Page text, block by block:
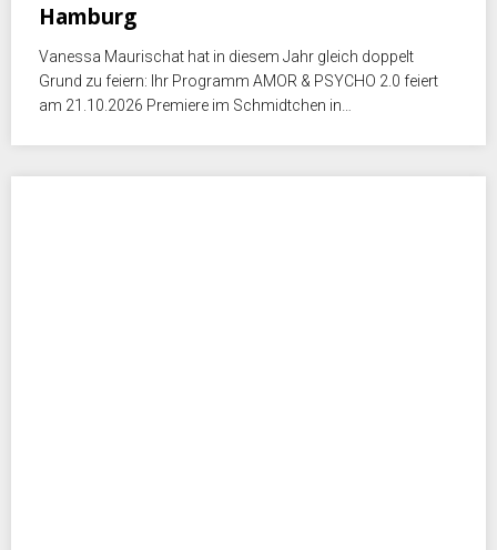
Hamburg
Vanessa Maurischat hat in diesem Jahr gleich doppelt
Grund zu feiern: Ihr Programm AMOR & PSYCHO 2.0 feiert
am 21.10.2026 Premiere im Schmidtchen in…